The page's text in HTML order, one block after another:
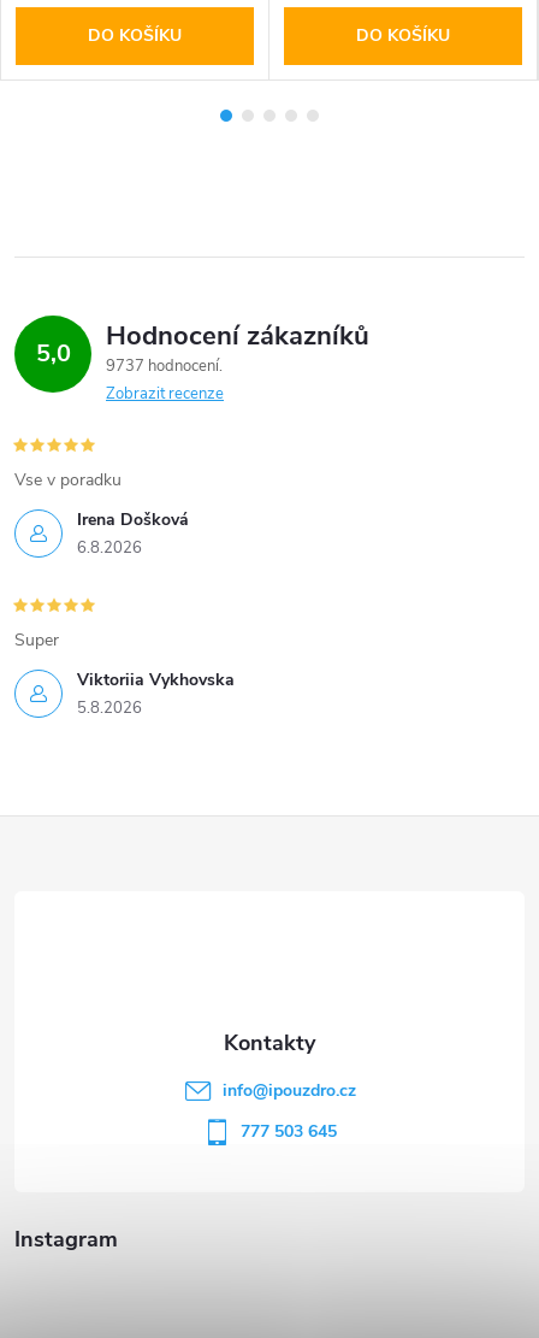
DO KOŠÍKU DO KOŠÍKU
5,0 Hodnocení zákazníků
9737 hodnocení
Zobrazit recenze
Irena Došková
6.8.2026
Vse v poradku
Viktoriia Vykhovska
5.8.2026
Super
Instagram
info@ipouzdro.cz
777 503 645